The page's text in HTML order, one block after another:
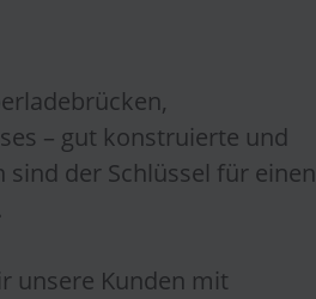
– gut konstruierte und
der Schlüssel für einen
unsere Kunden mit